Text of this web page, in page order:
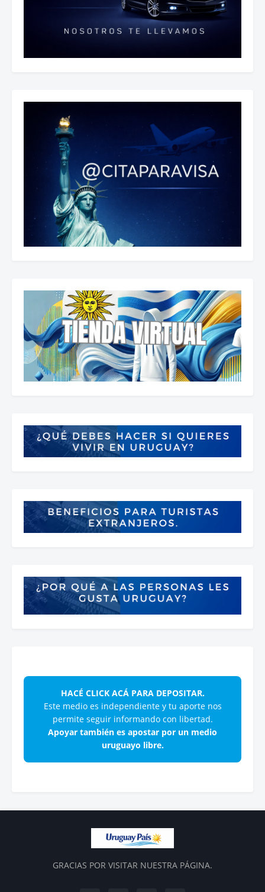
HACÉ CLICK ACÁ PARA DEPOSITAR.
Este medio es independiente y tu aporte nos
permite seguir informando con libertad.
Apoyar también es apostar por un medio
uruguayo libre.
GRACIAS POR VISITAR NUESTRA PÁGINA.